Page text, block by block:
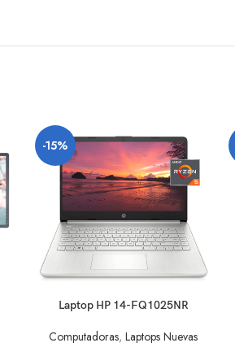
-15%
AÑADIR AL CARRITO
Laptop HP 14-FQ1025NR
Computadoras,Laptops Nuevas